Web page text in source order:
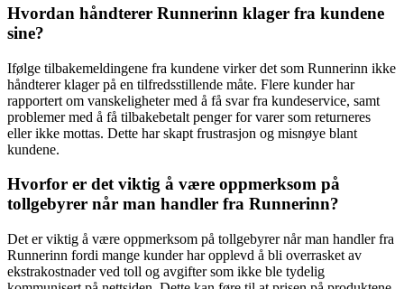
Hvordan håndterer Runnerinn klager fra kundene
sine?
Ifølge tilbakemeldingene fra kundene virker det som Runnerinn ikke
håndterer klager på en tilfredsstillende måte. Flere kunder har
rapportert om vanskeligheter med å få svar fra kundeservice, samt
problemer med å få tilbakebetalt penger for varer som returneres
eller ikke mottas. Dette har skapt frustrasjon og misnøye blant
kundene.
Hvorfor er det viktig å være oppmerksom på
tollgebyrer når man handler fra Runnerinn?
Det er viktig å være oppmerksom på tollgebyrer når man handler fra
Runnerinn fordi mange kunder har opplevd å bli overrasket av
ekstrakostnader ved toll og avgifter som ikke ble tydelig